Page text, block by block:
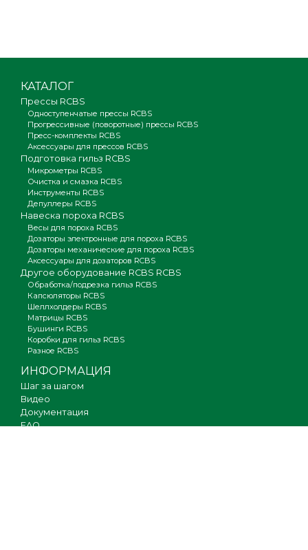
КАТАЛОГ
Прессы RCBS
Одноступенчатые прессы RCBS
Прогрессивные (поворотные) прессы RCBS
Пресс-комплекты RCBS
Аксессуары для прессов RCBS
Подготовка гильз RCBS
Микрометры RCBS
Очистка и смазка RCBS
Инструменты RCBS
Депуллеры RCBS
Навеска пороха RCBS
Весы для пороха RCBS
Дозаторы электронные для пороха RCBS
Дозаторы механические для пороха RCBS
Аксессуары для дозаторов RCBS
Другое оборудование RCBS RCBS
Обработка/подрезка гильз RCBS
Капсюляторы RCBS
Шеллхолдеры RCBS
Матрицы RCBS
Бушинги RCBS
Коробки для гильз RCBS
Разное RCBS
ИНФОРМАЦИЯ
Шаг за шагом
Видео
Документация
FAQ